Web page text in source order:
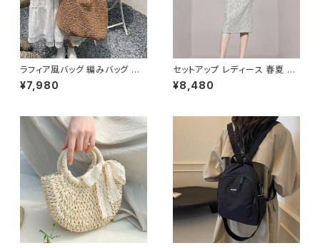
ラフィア風バッグ 編みバッグ か
ごバッグ レディース 肩掛け 大
容量 ナチュラル素材 韓国ファッ
B0225
¥7,980
セットアップ レディース 春夏 秋
冬 春 夏 秋 冬 ブラウス タイトス
カート セット ドレス 長袖 ストラ
ウスシャツ シャツ ミモレ丈スカ
ート ひざ丈スカート ワンピース
風 デート きれいめ 韓国 ファッ
ション ブラック OL オフィスカジ
ュアル 結婚式 パーティー お呼
ばれ 10代 20代 30代 40代 C
-WAW1038
¥8,480